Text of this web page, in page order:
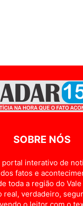
SOBRE NÓS
portal interativo de
fatos e
toda a região do
real, verdadeiro,